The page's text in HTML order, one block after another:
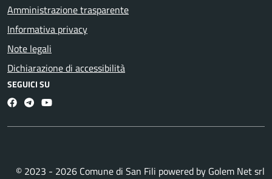
Amministrazione trasparente
Informativa privacy
Note legali
Dichiarazione di accessibilità
SEGUICI SU
Facebook
TelegramYoutube
© 2023 - 2026 Comune di San Fili powered by Golem Net srl